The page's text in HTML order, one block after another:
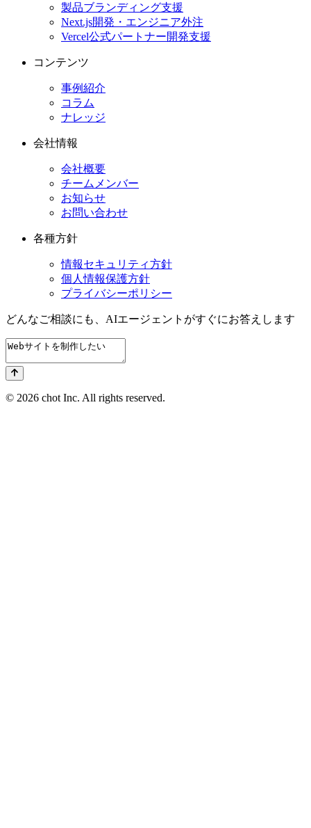
製品ブランディング支援
Next.js開発・エンジニア外注
Vercel公式パートナー開発支援
コンテンツ
事例紹介
コラム
ナレッジ
会社情報
会社概要
チームメンバー
お知らせ
お問い合わせ
各種方針
情報セキュリティ方針
個人情報保護方針
プライバシーポリシー
どんなご相談にも、 AIエージェントがすぐにお答えします
© 2026 chot Inc. All rights reserved.